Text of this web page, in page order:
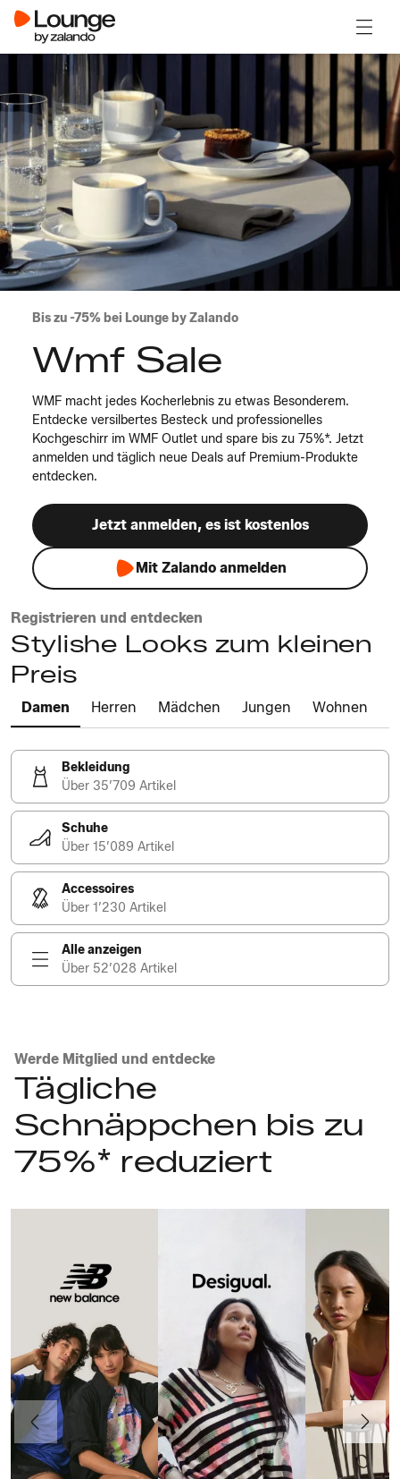
Bis zu -75% bei Lounge by Zalando
Wmf Sale
WMF macht jedes Kocherlebnis zu etwas Besonderem.
Entdecke versilbertes Besteck und professionelles
Kochgeschirr im WMF Outlet und spare bis zu 75%*. Jetzt
anmelden und täglich neue Deals auf Premium-Produkte
entdecken.
Jetzt anmelden, es ist kostenlos
Mit Zalando anmelden
Registrieren und entdecken
Stylishe Looks zum kleinen
Preis
Damen Herren Mädchen Jungen Wohnen
Bekleidung
Über 35’709 Artikel
Schuhe
Über 15’089 Artikel
Accessoires
Über 1’230 Artikel
Alle anzeigen
Über 52’028 Artikel
Werde Mitglied und entdecke
Tägliche
Schnäppchen bis zu
75%* reduziert
Vorherige Weiter